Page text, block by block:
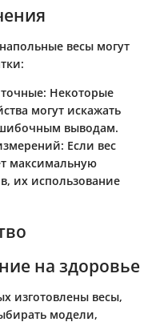
весы могут
: Некоторые
могут искажать
выводам.
: Если вес
максимальную
их использование
на здоровье
изготовлены весы,
модели,